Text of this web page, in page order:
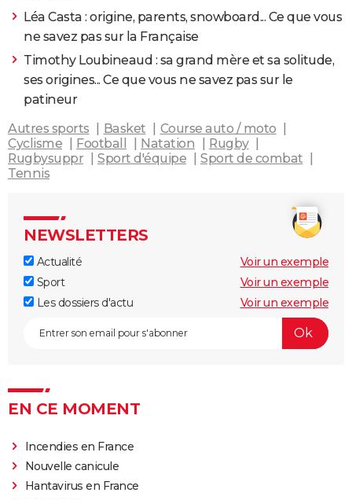
Léa Casta : origine, parents, snowboard... Ce que vous
ne savez pas sur la Française
Timothy Loubineaud : sa grand mère et sa solitude,
ses origines... Ce que vous ne savez pas sur le
patineur
Autres sports
Basket
Course auto / moto
Cyclisme
Football Natation
Rugby
Rugbysuppr
Sport d'équipe
Sport de combat
Tennis
NEWSLETTERS
Actualité
Voir un exemple
Sport
Voir un exemple
Les dossiers d'actu
Voir un exemple
EN CE MOMENT
Incendies en France
Nouvelle canicule
Hantavirus en France